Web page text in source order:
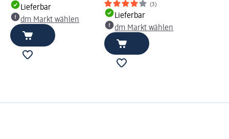
Lieferbar
dm Markt wählen
(3)
Lieferbar
dm Markt wählen